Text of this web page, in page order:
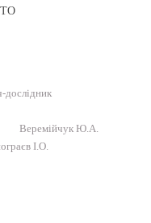
дослідник
Веремійчук Ю.А.
І.О.